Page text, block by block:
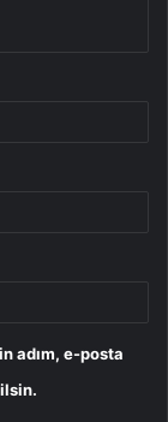
adım, e-posta